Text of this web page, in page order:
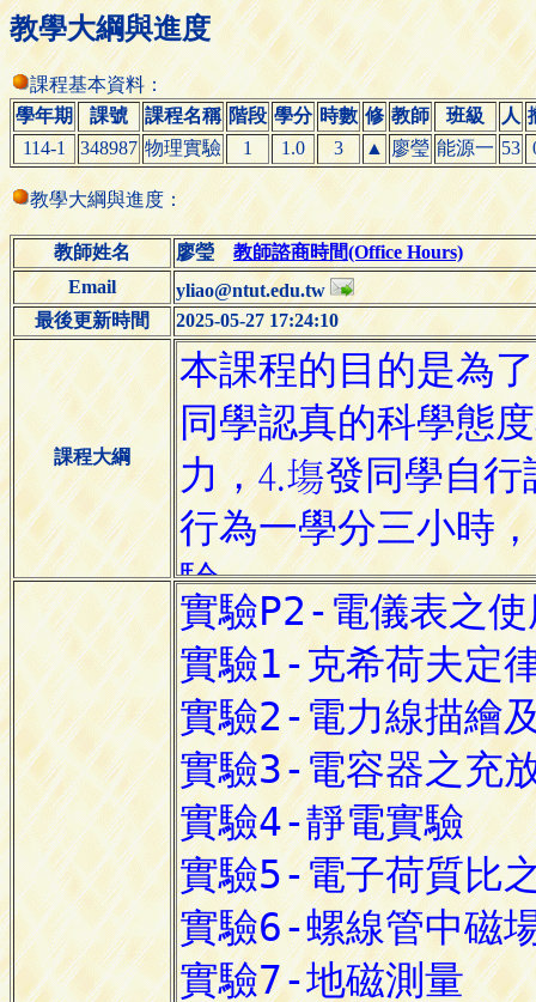
教學大綱與進度
課程基本資料：
學年期
課號 課程名稱 階段 學分 時數 修 教師 班級 人
114-1
348987 物理實驗 1 1.0 3 ▲ 廖瑩 能源一 53
教學大綱與進度：
教師姓名 廖瑩教師諮商時間(Office Hours)
Email
yliao@ntut.edu.tw
最後更新時間
2025-05-27 17:24:10
課程大綱